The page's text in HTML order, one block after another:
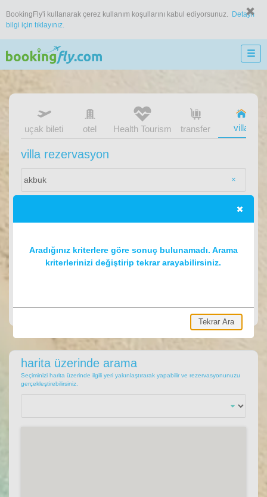
BookingFly'i kullanarak çerez kullanım koşullarını kabul ediyorsunuz.
Detaylı
bilgi için tıklayınız.
uçak bileti otel transfer villa
Health Tourism
villa rezervasyon
×
harita üzerinde arama
Seçiminizi harita üzerinde ilgili yeri yakınlaştırarak yapabilir ve rezervasyonunuzu
gerçekleştirebilirsiniz.
Aradığınız kriterlere göre sonuç bulunamadı. Arama
kriterlerinizi değiştirip tekrar arayabilirsiniz.
Tekrar Ara